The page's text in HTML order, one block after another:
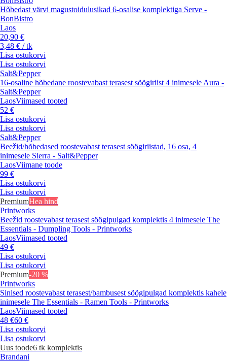
Hõbedast värvi magustoidulusikad 6-osalise komplektiga Serve -
BonBistro
Laos
20,90 €
3,48 € / tk
Lisa ostukorvi
Lisa ostukorvi
Salt&Pepper
16-osaline hõbedane roostevabast terasest söögiriist 4 inimesele Aura -
Salt&Pepper
LaosViimased tooted
52 €
Lisa ostukorvi
Lisa ostukorvi
Salt&Pepper
Beežid/hõbedased roostevabast terasest söögiriistad, 16 osa, 4
inimesele Sierra - Salt&Pepper
LaosViimane toode
99 €
Lisa ostukorvi
Lisa ostukorvi
PremiumHea hind
Printworks
Beežid roostevabast terasest söögipulgad komplektis 4 inimesele The
Essentials - Dumpling Tools - Printworks
LaosViimased tooted
49 €
Lisa ostukorvi
Lisa ostukorvi
Premium-20 %
Printworks
Sinised roostevabast terasest/bambusest söögipulgad komplektis kahele
inimesele The Essentials - Ramen Tools - Printworks
LaosViimased tooted
48 €60 €
Lisa ostukorvi
Lisa ostukorvi
Uus toode6 tk komplektis
Brandani